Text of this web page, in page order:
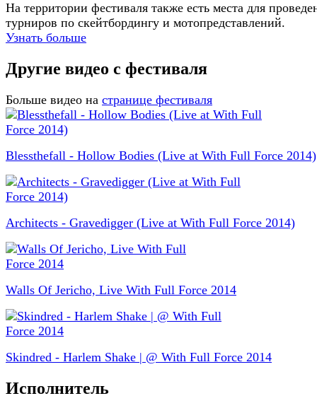
На территории фестиваля также есть места для
турниров по скейтбордингу и мотопредставлений.
Узнать больше
Другие видео с фестиваля
Больше видео на странице фестиваля
Blessthefall - Hollow Bodies (Live at With Full Force 2014)
Architects - Gravedigger (Live at With Full Force 2014)
Walls Of Jericho, Live With Full Force 2014
Skindred - Harlem Shake | @ With Full Force 2014
Исполнитель